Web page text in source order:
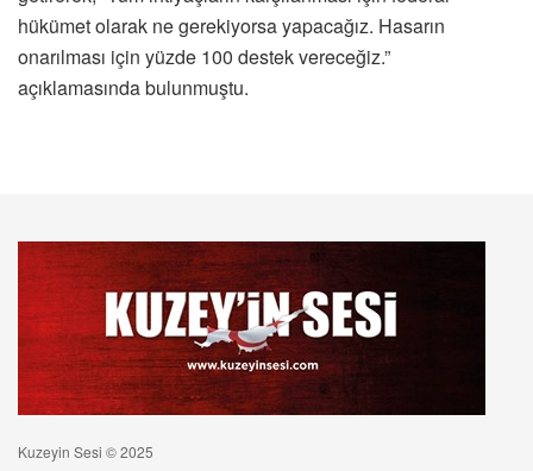
hükümet olarak ne gerekiyorsa yapacağız. Hasarın
onarılması için yüzde 100 destek vereceğiz.”
açıklamasında bulunmuştu.
Kuzeyin Sesi © 2025